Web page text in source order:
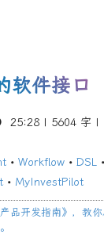
软件接口
25:28 | 5604 字 |
• Workflow • DSL •
• MyInvestPilot
品开发指南》 ，教